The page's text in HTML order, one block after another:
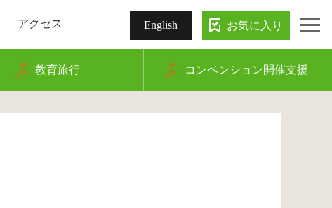
アクセス English お気に入り
教育旅行 コンベンション開催支援